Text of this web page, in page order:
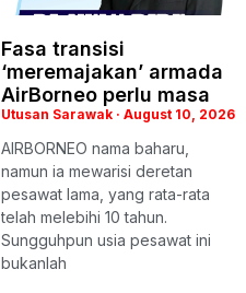
Fasa transisi
‘meremajakan’ armada
AirBorneo perlu masa
Utusan Sarawak August 10, 2026
AIRBORNEO nama baharu,
namun ia mewarisi deretan
pesawat lama, yang rata-rata
telah melebihi 10 tahun.
Sungguhpun usia pesawat ini
bukanlah